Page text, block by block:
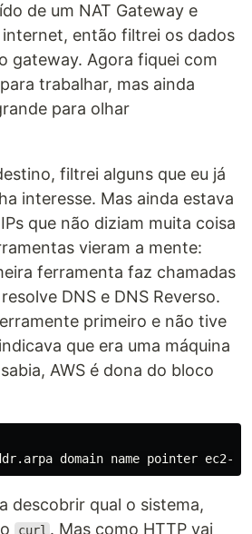
de um NAT Gateway e
então filtrei os dados
gateway. Agora fiquei com
trabalhar, mas ainda
para olhar
filtrei alguns que eu já
interesse. Mas ainda estava
que não diziam muita coisa
vieram a mente:
ferramenta faz chamadas
DNS e DNS Reverso.
primeiro e não tive
que era uma máquina
AWS é dona do bloco
descobrir qual o sistema,
curl . Mas como HTTP vai